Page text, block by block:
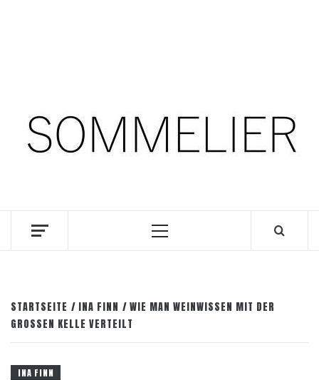
Primäres
STARTSEITE INA FINN
WIE MAN WEINWISSEN MIT DER
GROSSEN KELLE VERTEILT
INA FINN